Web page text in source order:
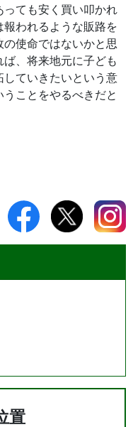
ても安く買い叩かれ
われるような販路を
使命ではないかと思
、将来地元に子ども
ていきたいという意
ことをやるべきだと
置